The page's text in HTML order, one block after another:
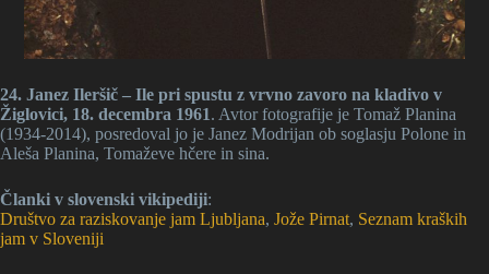
24. Janez Ileršič – Ile pri spustu z vrvno zavoro na kladivo v
Žiglovici, 18. decembra 1961. Avtor fotografije je Tomaž Planina
(1934-2014), posredoval jo je Janez Modrijan ob soglasju Polone in
Aleša Planina, Tomaževe hčere in sina.
Članki v slovenski vikipediji:
Društvo za raziskovanje jam Ljubljana, Jože Pirnat, Seznam kraških
jam v Sloveniji